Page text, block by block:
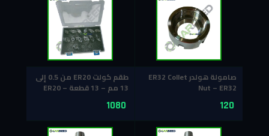
طقم كولت ER20 من 0.5 إلى
13 مم – 13 قطعة – ER20
Collet Set 0.5–13 mm
1080
صامولة هولدر ER32 Collet
Nut – ER32
120